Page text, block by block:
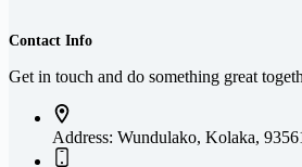
Contact Info
Get in touch and do something great
Address: Wundulako, Kolaka,